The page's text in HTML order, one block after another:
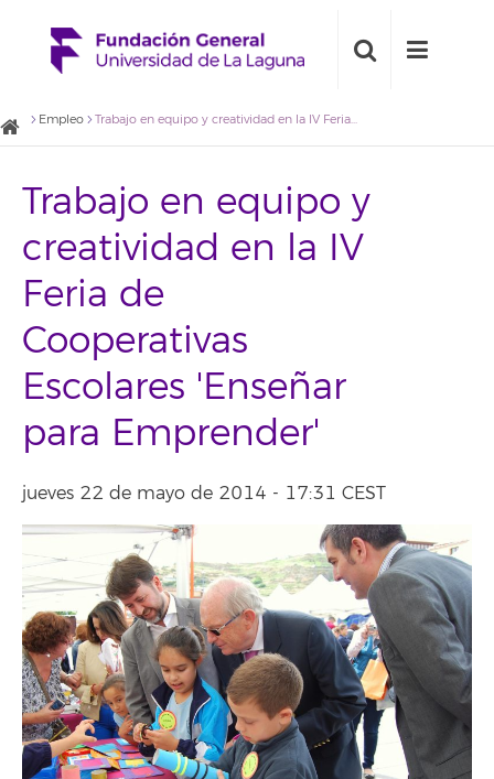
Empleo Trabajo en equipo y creatividad en la IV Feria de Cooperativas Escolares 'Enseñar para Emprender'
Trabajo en equipo y
creatividad en la IV
Feria de
Cooperativas
Escolares 'Enseñar
para Emprender'
jueves 22 de mayo de 2014 - 17:31 CEST